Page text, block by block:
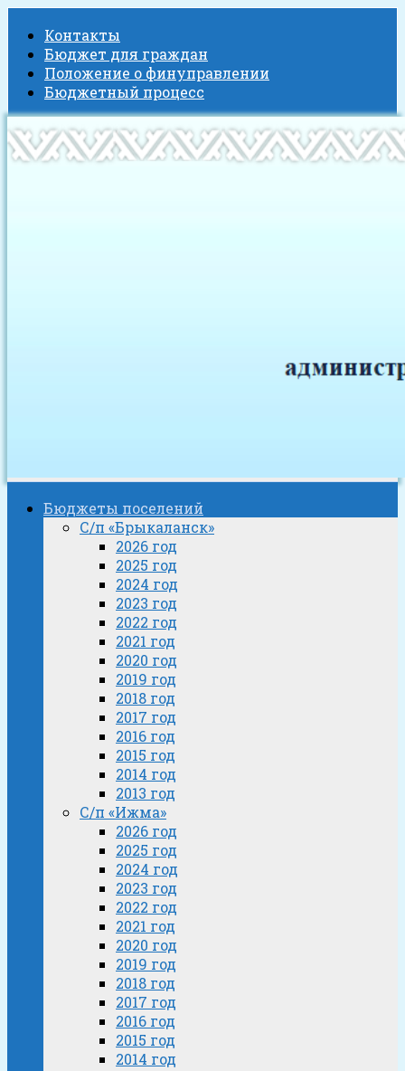
Контакты
Бюджет для граждан
Положение о финуправлении
Бюджетный процесс
Бюджеты поселений
С/п «Брыкаланск»
2026 год
2025 год
2024 год
2023 год
2022 год
2021 год
2020 год
2019 год
2018 год
2017 год
2016 год
2015 год
2014 год
2013 год
С/п «Ижма»
2026 год
2025 год
2024 год
2023 год
2022 год
2021 год
2020 год
2019 год
2018 год
2017 год
2016 год
2015 год
2014 год